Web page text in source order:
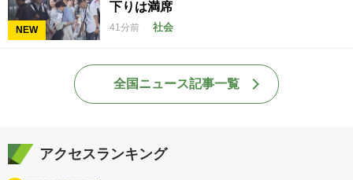
NEW
下りは満席
41分前 社会
全国ニュース記事一覧
アクセスランキング